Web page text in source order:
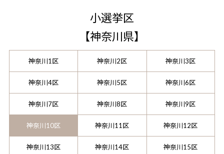
小選挙区
【神奈川県】
神奈川1区 神奈川2区 神奈川3区
神奈川4区 神奈川5区 神奈川6区
神奈川7区 神奈川8区 神奈川9区
神奈川10区 神奈川11区 神奈川12区
神奈川13区 神奈川14区 神奈川15区